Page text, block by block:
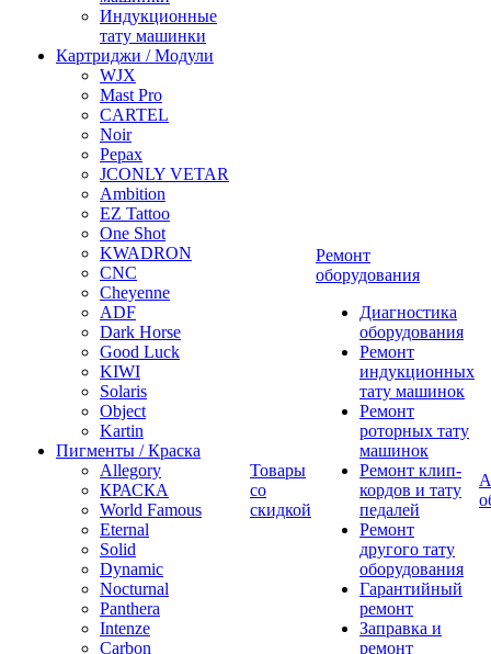
Индукционные
тату машинки
Картриджи / Модули
WJX
Mast Pro
CARTEL
Noir
Pepax
JCONLY VETAR
Ambition
EZ Tattoo
One Shot
KWADRON
CNC
Cheyenne
ADF
Dark Horse
Good Luck
KIWI
Solaris
Object
Kartin
Пигменты / Краска
Allegory
КРАСКА
World Famous
Eternal
Solid
Dynamic
Nocturnal
Panthera
Intenze
Carbon
Товары
со
скидкой
Ремонт
оборудования
Диагностика
оборудования
Ремонт
индукционных
тату машинок
Ремонт
роторных тату
машинок
Ремонт клип-
кордов и тату
педалей
Ремонт
другого тату
оборудования
Гарантийный
ремонт
Заправка и
ремонт